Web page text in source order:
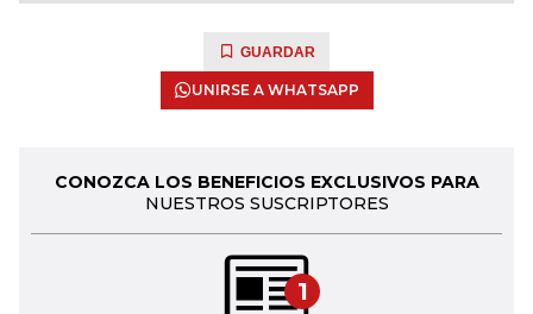
GUARDAR
UNIRSE A WHATSAPP
CONOZCA LOS BENEFICIOS EXCLUSIVOS PARA
NUESTROS SUSCRIPTORES
1